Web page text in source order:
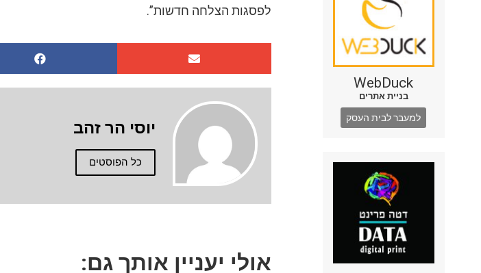
WebDuck
בניית אתרים
למעבר לבית העסק
לפסגות הצלחה חדשות”.
יוסי הר זהב
כל הפוסטים
אולי יעניין אותך גם: